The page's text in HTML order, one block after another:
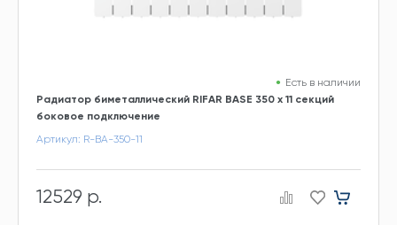
Есть в наличии
Радиатор биметаллический RIFAR BASE 350 х 11 секций
боковое подключение
Артикул: R-BA-350-11
12529 р.